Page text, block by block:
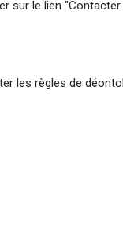
sur le lien
les règles de